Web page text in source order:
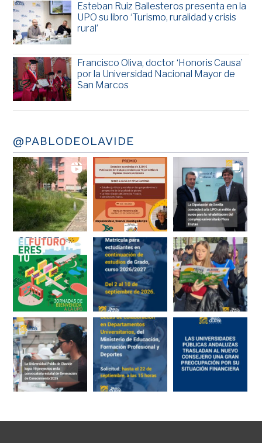
Esteban Ruiz Ballesteros presenta en la
UPO su libro ‘Turismo, ruralidad y crisis
rural’
Francisco Oliva, doctor ‘Honoris Causa’
por la Universidad Nacional Mayor de
San Marcos
@PABLODEOLAVIDE